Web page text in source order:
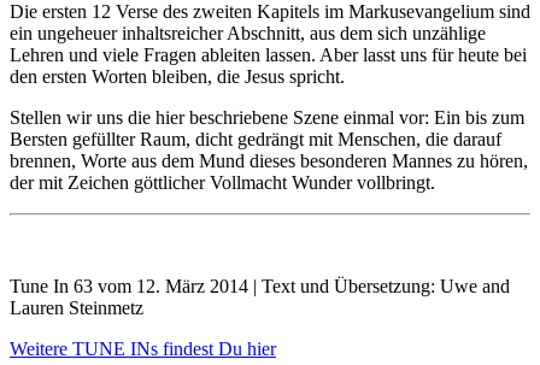
Die ersten 12 Verse des zweiten Kapitels im Markusevangelium sind
ein ungeheuer inhaltsreicher Abschnitt, aus dem sich unzählige
Lehren und viele Fragen ableiten lassen. Aber lasst uns für heute bei
den ersten Worten bleiben, die Jesus spricht.
Stellen wir uns die hier beschriebene Szene einmal vor: Ein bis zum
Bersten gefüllter Raum, dicht gedrängt mit Menschen, die darauf
brennen, Worte aus dem Mund dieses besonderen Mannes zu hören,
der mit Zeichen göttlicher Vollmacht Wunder vollbringt.
Tune In 63 vom 12. März 2014 | Text und Übersetzung: Uwe and
Lauren Steinmetz
Weitere TUNE INs findest Du hier